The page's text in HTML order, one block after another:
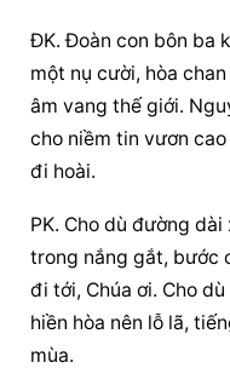
ĐK. Đoàn con bôn ba
một nụ cười, hòa
âm vang thế giới.
cho niềm tin vươn
đi hoài.
PK. Cho dù đường
trong nắng gắt, bước
đi tới, Chúa ơi. Cho
hiền hòa nên lỗ lã,
mùa.